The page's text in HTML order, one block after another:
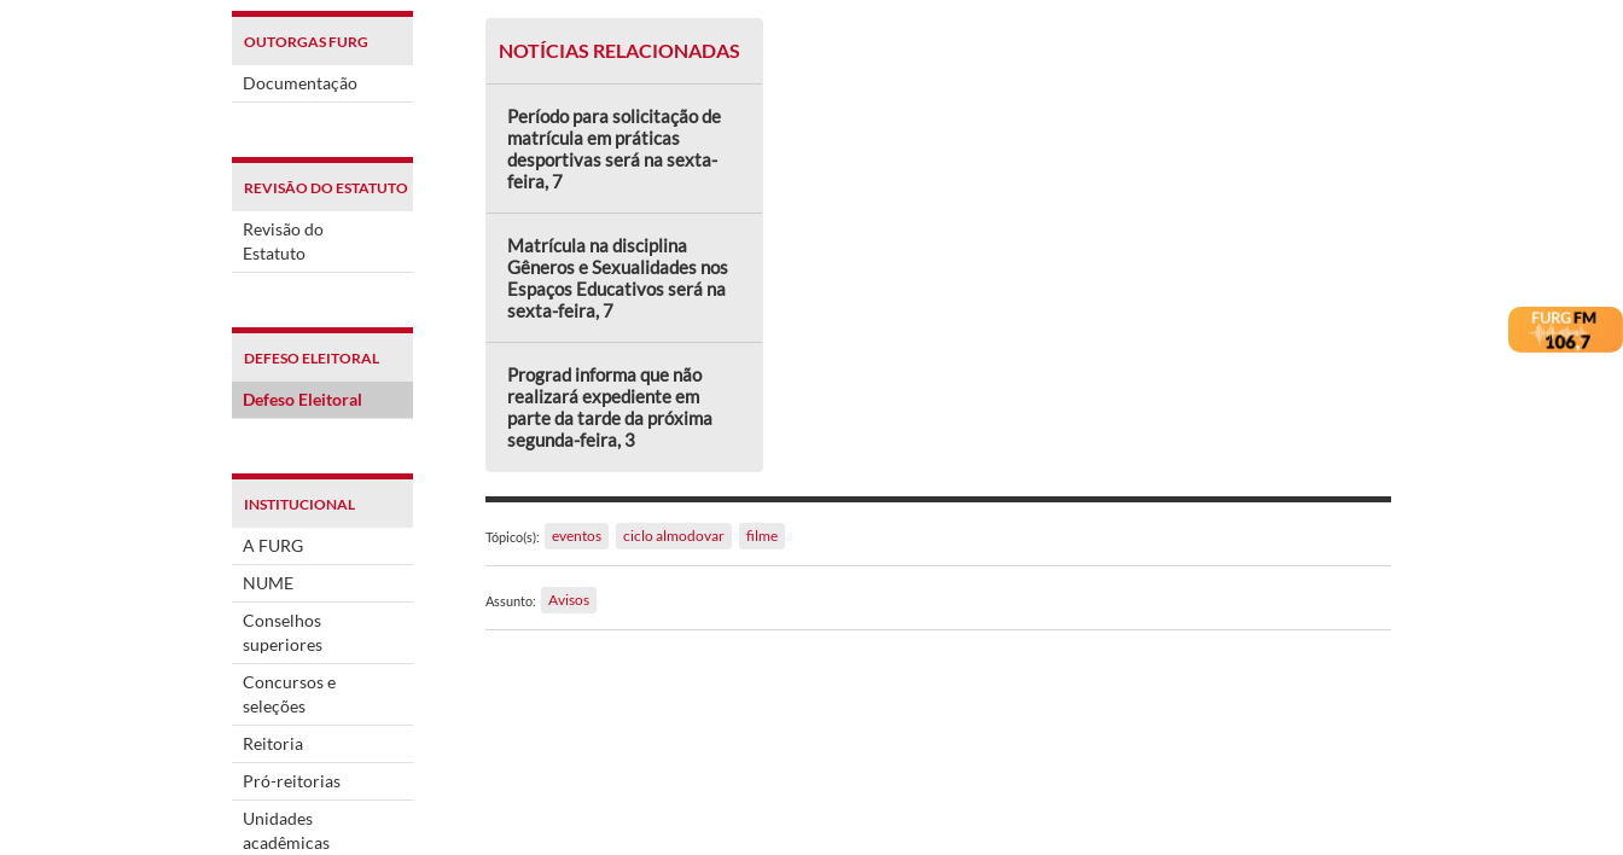
OUTORGAS FURG
Documentação
REVISÃO DO ESTATUTO
Revisão do
Estatuto
DEFESO ELEITORAL
Defeso Eleitoral
INSTITUCIONAL
A FURG
NUME
Conselhos
superiores
Concursos e
seleções
Reitoria
Pró-reitorias
Unidades
acadêmicas
NOTÍCIAS RELACIONADAS
Período para solicitação de
matrícula em práticas
desportivas será na sexta-
feira, 7
Matrícula na disciplina
Gêneros e Sexualidades nos
Espaços Educativos será na
sexta-feira, 7
Prograd informa que não
realizará expediente em
parte da tarde da próxima
segunda-feira, 3
Tópico(s): eventos ciclo almodovar filme
Assunto: Avisos